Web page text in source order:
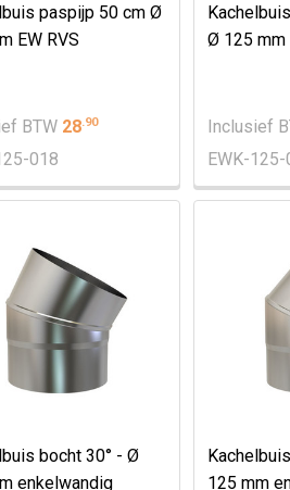
paspijp 50 cm Ø
EW RVS
BTW 28.90
018
Ø 125 mm
Inclusief
EWK-
bocht 30° - Ø
enkelwandig
125 mm